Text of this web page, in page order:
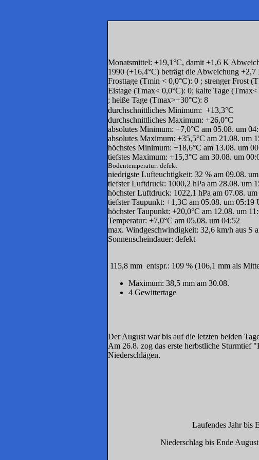
Monatsmittel: +19,1°C, damit +1,6 K
1990 (+16,4°C) beträgt die Abweichung +2,7
Frosttage (Tmin < 0,0°C): 0 ; strenger Frost
Eistage (Tmax< 0,0°C): 0;
; heiße Tage (Tmax>+30°C): 8
durchschnittliches Minimum: +13,3°C
durchschnittliches Maximum: +26,0°C
absolutes Minimum: +7,0°C am 05.08. um
absolutes Maximum: +35,5°C am 21.08. um
höchstes Minimum: +18,6°C am 13.08. um
tiefstes Maximum: +15,3°C am 30.08. um
Bodentemperatur: defekt
niedrigste Lufteuchtigkeit: 32 % am 09.08.
tiefster Luftdruck: 1000,2 hPa am 28.08. um
höchster Luftdruck: 1022,1 hPa am 07.08.
tiefster Taupunkt: +1,3C am 05.08. um 05:19
höchster Taupunkt:
Temperatur: +7,0°C am 05.08. um 04:52
max. Windgeschwindigkeit: 32,6 km/h aus S
Sonnenscheindauer: defekt
115,8 mm entspr.: 109 % (106,1 mm als
Maximum: 38,5 mm am 30.08.
4 Gewittertage
Der August war bis auf die letzten beiden
Am 26.8. zog das erste herbstliche Sturmtief
Niederschlägen.
Laufendes Jahr bis
Niederschlag bis Ende